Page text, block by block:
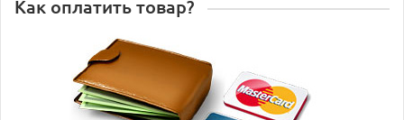
Как оплатить товар?